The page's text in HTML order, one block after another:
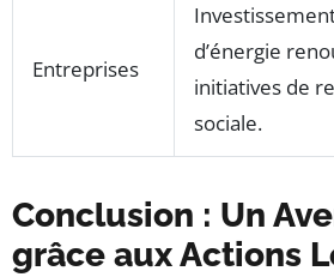
Entreprises
d’énergie
initiatives de
sociale.
Conclusion : Un
grâce aux Actions